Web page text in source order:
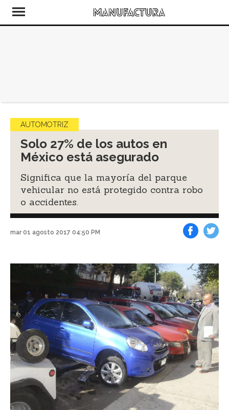
AUTOMOTRIZ
Solo 27% de los autos en
México está asegurado
Significa que la mayoría del parque
vehicular no está protegido contra robo
o accidentes.
mar 01 agosto 2017 04:50 PM